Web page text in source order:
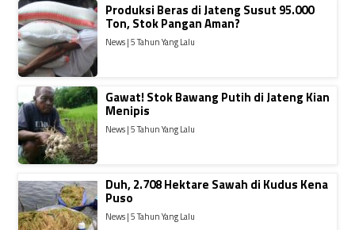
Produksi Beras di Jateng Susut 95.000
Ton, Stok Pangan Aman?
News | 5 Tahun Yang Lalu
Gawat! Stok Bawang Putih di Jateng Kian
Menipis
News | 5 Tahun Yang Lalu
Duh, 2.708 Hektare Sawah di Kudus Kena
Puso
News | 5 Tahun Yang Lalu